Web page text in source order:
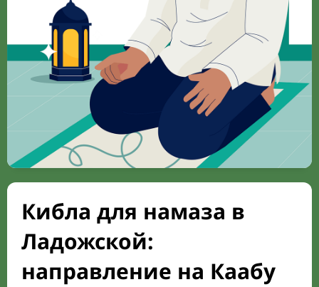
Кибла для намаза в
Ладожской:
направление на Каабу